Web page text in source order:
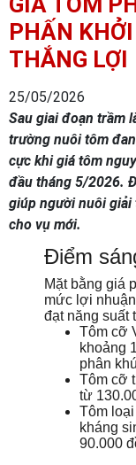
PHẤN
THẮNG LỢI
25/05/2026
Sau giai đoạn trầm
trường nuôi tôm
cực khi giá tôm
đầu tháng 5/2026.
giúp người nuôi
cho vụ mới.
Điểm
Mặt bằng giá
mức lợi
đạt năng suất
Tôm cỡ
khoảng
phân
Tôm cỡ
từ
Tôm
kháng
90.000